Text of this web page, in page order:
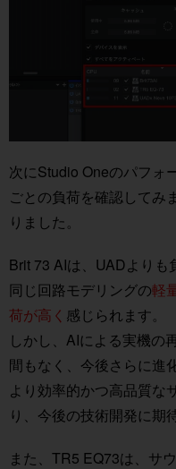
次にStudio Oneのパフォ
ごとの負荷を確認してみ
りました。
Brit 73 AIは、UADより
同じ回路モデリングの軽
荷が高く 感じられます。
しかし、AIによる実機の
間もなく、今後さらに進
より効率的かつ高品質な
り、今後の技術開発に期
また、TR5 EQ73は、サ